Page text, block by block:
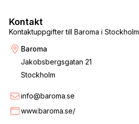
Kontaktuppgifter till Baroma i Stockholm
Kontakt
Baroma
Jakobsbergsgatan 21
Stockholm
info@baroma.se
www.baroma.se/